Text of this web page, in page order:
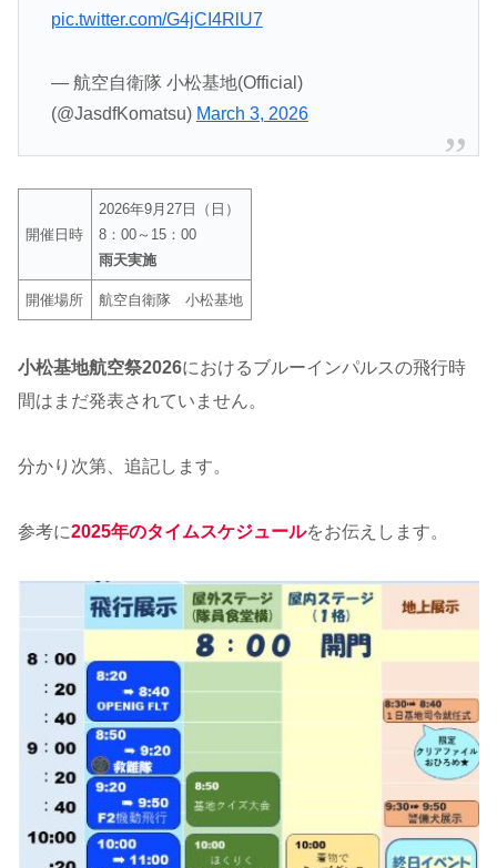
pic.twitter.com/G4jCI4RlU7
— 航空自衛隊 小松基地(Official)
(@JasdfKomatsu) March 3, 2026
開催日時
2026年9月27日（日）
8：00～15：00
雨天実施
開催場所 航空自衛隊 小松基地
小松基地航空祭2026におけるブルーインパルスの飛行時
間はまだ発表されていません。
分かり次第、追記します。
参考に2025年のタイムスケジュールをお伝えします。